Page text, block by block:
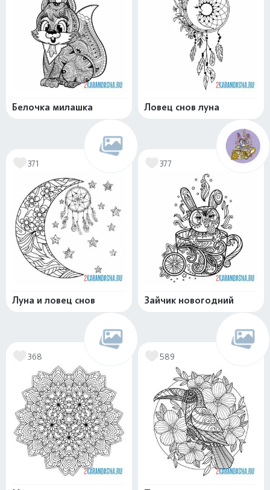
Белочка милашка Ловец снов луна
371
Луна и ловец снов
377
Зайчик новогодний
368 589